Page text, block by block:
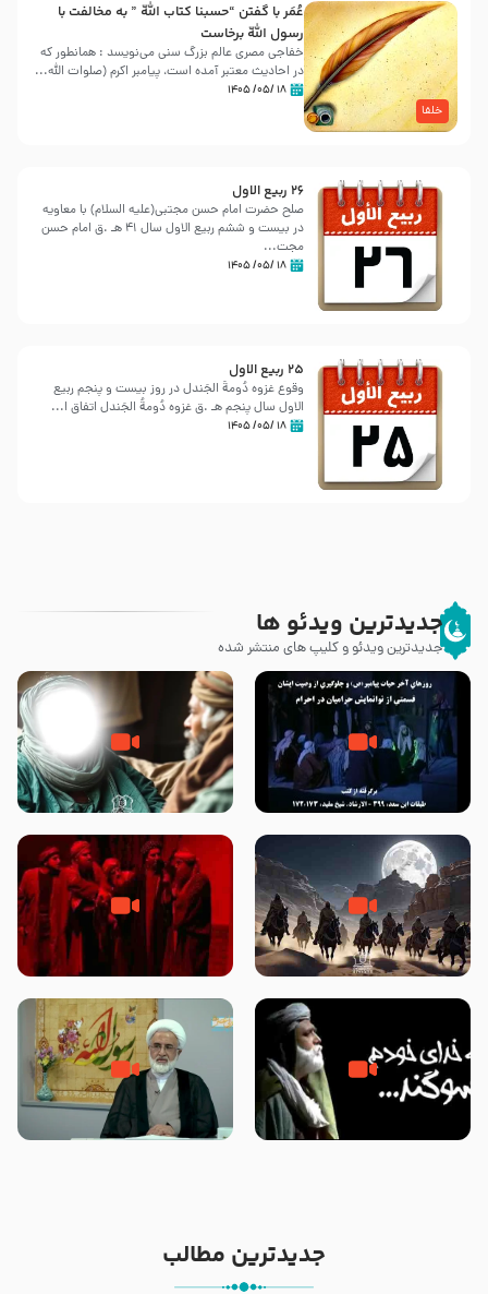
خلفا
عُمَر با گفتن “حسبنا كتاب اللّه ” به مخالفت با
رسول اللّه برخاست
خفاجی مصری عالم بزرگ سنی می‌نویسد : همانطور که
در احادیث معتبر آمده است، پیامبر اکرم (صلوات اللّه...
۱۸ /۰۵/ ۱۴۰۵
26 ربيع الاول
صلح حضرت امام حسن مجتبی(علیه السلام) با معاویه
در بیست و ششم ربیع الاول سال 41 هـ .ق امام حسن
مجت...
۱۸ /۰۵/ ۱۴۰۵
25 ربيع الاول
وقوع غزوه دُومةُ الجَندل در روز بیست و پنجم ربیع
الاول سال پنجم هـ .ق غزوه دُومةُ الجَندل اتفاق ا...
۱۸ /۰۵/ ۱۴۰۵
جدیدترین ویدئو ها
جدیدترین ویدئو و کلیپ های منتشر شده
روزهای آخر حیات پیامبر اکرم صلی
الله علیه و آله – قسمتی از
وصیتی که نوشته نشد (حدیث
قرطاس)
‌‌‌‌‌‌‌داستان ترور نافرجام رسول خدا
صلی الله علیه و آله – شهادت
قسمتی از نوا نمایش بیرق ماندگار
بیان توطئه های منافقین پیش از
خطبه حضرت سلمان سه روز پس از
شهادت پیامبر اکرم صلی الله علیه
مادر داعش – حجت الاسلام جباری
جدیدترین مطالب